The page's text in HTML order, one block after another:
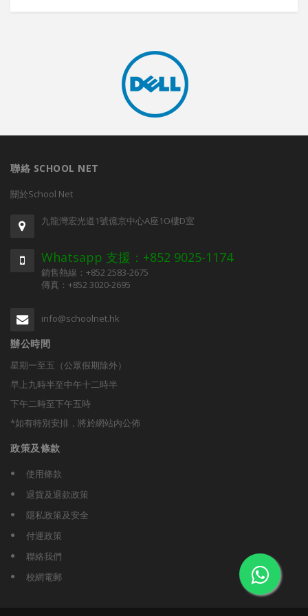
聯絡 SCHOOL NET
關於School Net
九龍灣宏光道1號億京中心A座1O樓D室
Whatsapp 支援：+852 9025-1174
銷售熱線：+852 2583-2675
傳真：+852 3020-2695
info@schoolnet.hk
辦公時間
星期一至五（公眾假期除外）
早上九時半至中午十二時半
下午二時至下午五時
*如有特別安排，將於網站內公佈
政策及條款
使用條款
退貨及退款政策
隱私政策及安全
付運政策
聯絡我們
校網電郵